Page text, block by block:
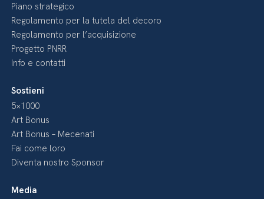
Piano strategico
Regolamento per la tutela del decoro
Regolamento per l’acquisizione
Progetto PNRR
Info e contatti
Sostieni
5×1000
Art Bonus
Art Bonus – Mecenati
Fai come loro
Diventa nostro Sponsor
Media